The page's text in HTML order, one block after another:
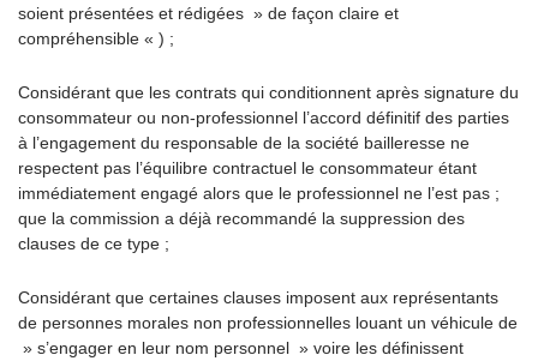
soient présentées et rédigées » de façon claire et
compréhensible « ) ;
Considérant que les contrats qui conditionnent après signature du
consommateur ou non-professionnel l’accord définitif des parties
à l’engagement du responsable de la société bailleresse ne
respectent pas l’équilibre contractuel le consommateur étant
immédiatement engagé alors que le professionnel ne l’est pas ;
que la commission a déjà recommandé la suppression des
clauses de ce type ;
Considérant que certaines clauses imposent aux représentants
de personnes morales non professionnelles louant un véhicule de
» s’engager en leur nom personnel » voire les définissent